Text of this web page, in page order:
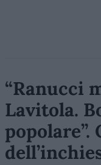
“Ranucci
Lavitola.
popolare”.